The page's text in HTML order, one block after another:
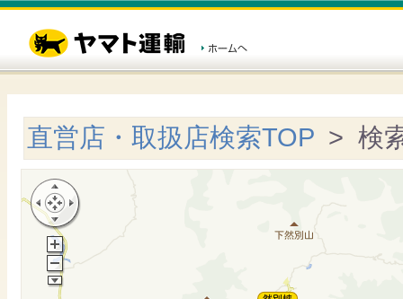
直営店・取扱店検索TOP > 検